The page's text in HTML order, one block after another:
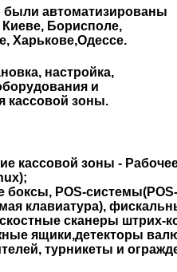
автоматизированы
Киеве, Борисполе,
Харькове,Одессе.
настройка,
и
кассовой зоны.
кассовой зоны -
боксы, POS-
клавиатура),
сканеры штрих-
ящики,детекторы
турникеты и